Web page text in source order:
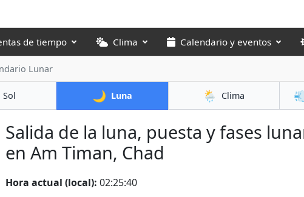
de tiempo Clima Calendario y eventos
Lunar
Sol 🌙 Luna 🌦️ Clima
Salida de la luna, puesta y fases
en Am Timan, Chad
Hora actual (local): 02:25:41